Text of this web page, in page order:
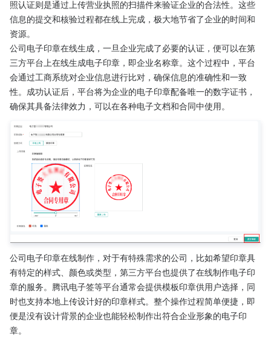
照认证则是通过上传营业执照的扫描件来验证企业的合法性。这些
信息的提交和核验过程都在线上完成，极大地节省了企业的时间和
资源。
公司电子印章在线生成，一旦企业完成了必要的认证，便可以在第
三方平台上在线生成电子印章，即企业名称章。这个过程中，平台
会通过工商系统对企业信息进行比对，确保信息的准确性和一致
性。成功认证后，平台将为企业的电子印章配备唯一的数字证书，
确保其具备法律效力，可以在各种电子文档和合同中使用。
公司电子印章在线制作，对于有特殊需求的公司，比如希望印章具
有特定的样式、颜色或类型，第三方平台也提供了在线制作电子印
章的服务。腾讯电子签等平台通常会提供模板印章供用户选择，同
时也支持本地上传设计好的印章样式。整个操作过程简单便捷，即
便是没有设计背景的企业也能轻松制作出符合企业形象的电子印
章。